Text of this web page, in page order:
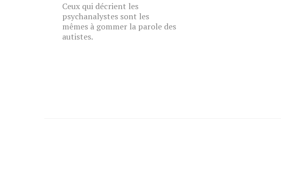
Ceux qui décrient les
psychanalystes sont les
mêmes à gommer la parole des
autistes.